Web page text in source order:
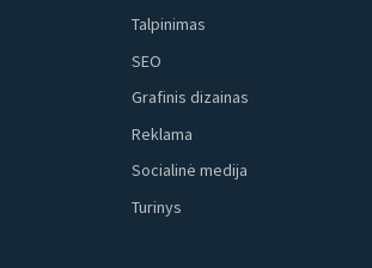
Talpinimas
SEO
Grafinis dizainas
Reklama
Socialinė medija
Turinys